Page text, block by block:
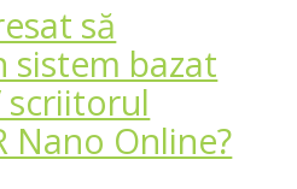
să
sistem bazat
Nano Online?